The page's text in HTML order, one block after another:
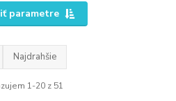
parametre
Najdrahšie
1-20 z 51